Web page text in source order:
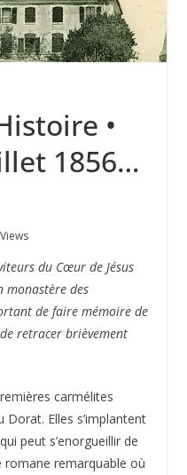
•
1856…
du Cœur de Jésus
monastère des
de faire mémoire de
retracer brièvement
carmélites
Elles s’implantent
peut s’enorgueillir de
romane remarquable où